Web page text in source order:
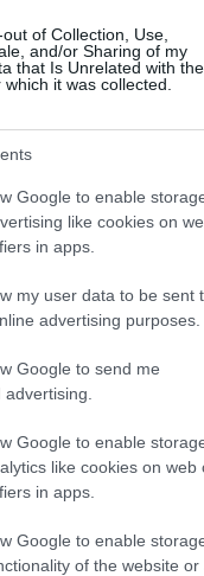
of Collection, Use,
and/or Sharing of my
that Is Unrelated with the
it was collected.
Google to enable
like cookies on
in apps.
my user data to be sent
advertising purposes.
Google to send me
Google to enable
like cookies on web
in apps.
Google to enable
of the website or
OpenAI: Όλα όσα
με υπογραφή Jony
της Οβρυάς